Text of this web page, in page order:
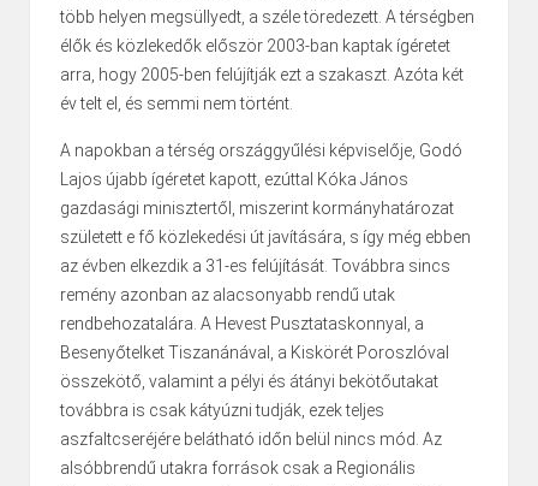
több helyen megsüllyedt, a széle töredezett. A térségben
élők és közlekedők először 2003-ban kaptak ígéretet
arra, hogy 2005-ben felújítják ezt a szakaszt. Azóta két
év telt el, és semmi nem történt.
A napokban a térség országgyűlési képviselője, Godó
Lajos újabb ígéretet kapott, ezúttal Kóka János
gazdasági minisztertől, miszerint kormányhatározat
született e fő közlekedési út javítására, s így még ebben
az évben elkezdik a 31-es felújítását. Továbbra sincs
remény azonban az alacsonyabb rendű utak
rendbehozatalára. A Hevest Pusztataskonnyal, a
Besenyőtelket Tiszanánával, a Kiskörét Poroszlóval
összekötő, valamint a pélyi és átányi bekötőutakat
továbbra is csak kátyúzni tudják, ezek teljes
aszfaltcseréjére belátható időn belül nincs mód. Az
alsóbbrendű utakra források csak a Regionális